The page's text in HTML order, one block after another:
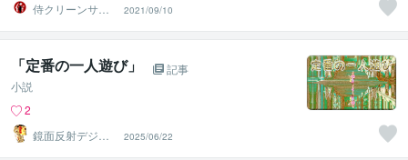
侍クリーンサー
ビス
2021/09/10
「定番の一人遊び」
記事
小説
2
鏡面反射デジタ
ルアート製作所
（鈴木穣）
2025/06/22